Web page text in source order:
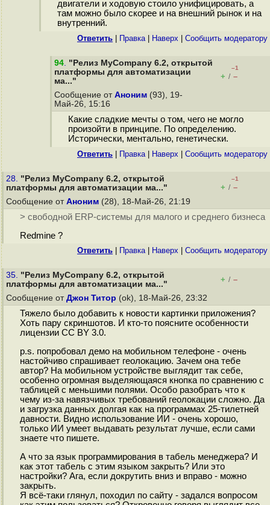
двигатели и ходовую стоило унифицировать, а
там можно было скорее и на внешний рынок и на
внутренний.
Ответить Правка| Наверх Cообщить модератору
94. "Релиз MyCompany 6.2, открытой
платформы для автоматизации
ма..."
–1
+ / –
Сообщение от Аноним (93), 19-
Май-26, 15:16
Какие сладкие мечты о том, чего не могло
произойти в принципе. По определению.
Исторически, ментально, генетически.
Ответить Правка| Наверх Cообщить модератору
28. "Релиз MyCompany 6.2, открытой
платформы для автоматизации ма..."
–1
+ / –
Сообщение от Аноним (28), 18-Май-26, 21:19
> свободной ERP-системы для малого и среднего бизнеса
Redmine ?
Ответить Правка| Наверх Cообщить модератору
35. "Релиз MyCompany 6.2, открытой
платформы для автоматизации ма..."
+ / –
Сообщение от Джон Титор (ok), 18-Май-26, 23:32
Тяжело было добавить к новости картинки приложения?
Хоть пару скриншотов. И кто-то поясните особенности
лицензии CC BY 3.0.
p.s. попробовал демо на мобильном телефоне - очень
настойчиво спрашивает геолокацию. Зачем она тебе
автор? На мобильном устройстве выглядит так себе,
особенно огромная выделяющаяся кнопка по сравнению с
таблицей с меньшими полями. Особо разобрать что к
чему из-за навязчивых требований геолокации сложно. Да
и загрузка данных долгая как на программах 25-тилетней
давности. Видно использование ИИ - очень хорошо,
только ИИ умеет выдавать результат лучше, если сами
знаете что пишете.
А что за язык программирования в табель менеджера? И
как этот табель с этим языком закрыть? Или это
настройки? Ага, если докрутить вниз и вправо - можно
закрыть.
Я всё-таки глянул, походил по сайту - задался вопросом